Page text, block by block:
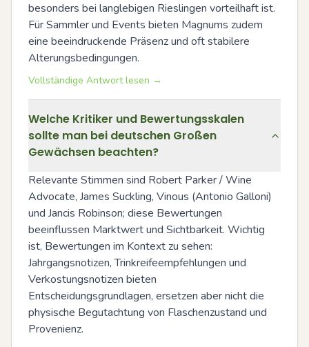
besonders bei langlebigen Rieslingen vorteilhaft ist.
Für Sammler und Events bieten Magnums zudem
eine beeindruckende Präsenz und oft stabilere
Alterungsbedingungen.
Vollständige Antwort lesen →
Welche Kritiker und Bewertungsskalen
sollte man bei deutschen Großen
Gewächsen beachten?
Relevante Stimmen sind Robert Parker / Wine
Advocate, James Suckling, Vinous (Antonio Galloni)
und Jancis Robinson; diese Bewertungen
beeinflussen Marktwert und Sichtbarkeit. Wichtig
ist, Bewertungen im Kontext zu sehen:
Jahrgangsnotizen, Trinkreifeempfehlungen und
Verkostungsnotizen bieten
Entscheidungsgrundlagen, ersetzen aber nicht die
physische Begutachtung von Flaschenzustand und
Provenienz.